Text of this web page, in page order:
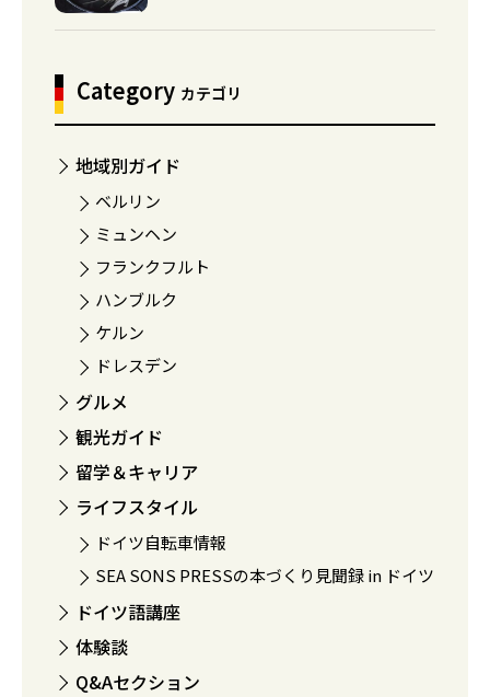
Category カテゴリ
地域別ガイド
ベルリン
ミュンヘン
フランクフルト
ハンブルク
ケルン
ドレスデン
グルメ
観光ガイド
留学＆キャリア
ライフスタイル
ドイツ自転車情報
SEA SONS PRESSの本づくり見聞録 in ドイツ
ドイツ語講座
体験談
Q&Aセクション